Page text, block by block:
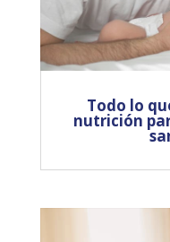
Todo lo
nutrición